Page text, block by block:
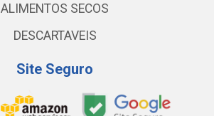
ALIMENTOS SECOS
DESCARTAVEIS
Site Seguro